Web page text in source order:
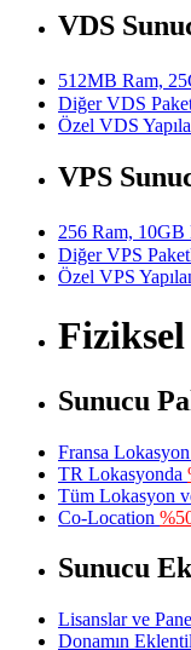
VDS
512MB Ram,
Diğer VDS
Özel VDS
VPS
256 Ram,
Diğer VPS
Özel VPS
Sunucu
Fransa
TR Lokasyonda
Tüm Lokasyon
Co-Location
Sunucu
Lisanslar ve
Donamın